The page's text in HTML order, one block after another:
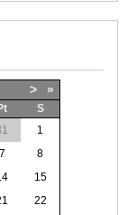
> »
S
1
7
8
15
22